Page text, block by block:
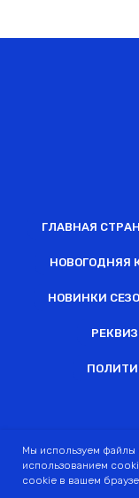
ГЛАВНАЯ
НОВОГОДНЯЯ
НОВИНКИ
Мы используем
использованием
cookie в вашем